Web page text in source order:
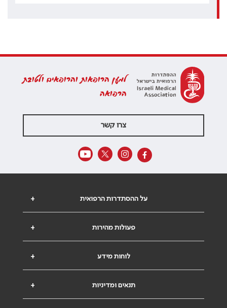
למען הרופאות והרופאים ולטובת
הרפואה
צרו קשר
+ על ההסתדרות הרפואית
+ פעולות מהירות
+ לוחות מידע
+ תנאים ומדיניות